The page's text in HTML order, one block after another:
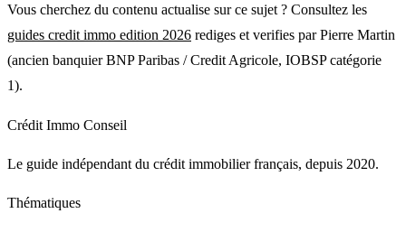
Vous cherchez du contenu actualise sur ce sujet ? Consultez les
guides credit immo edition 2026 rediges et verifies par Pierre Martin
(ancien banquier BNP Paribas / Credit Agricole, IOBSP catégorie
1).
Crédit Immo Conseil
Le guide indépendant du crédit immobilier français, depuis 2020.
Thématiques